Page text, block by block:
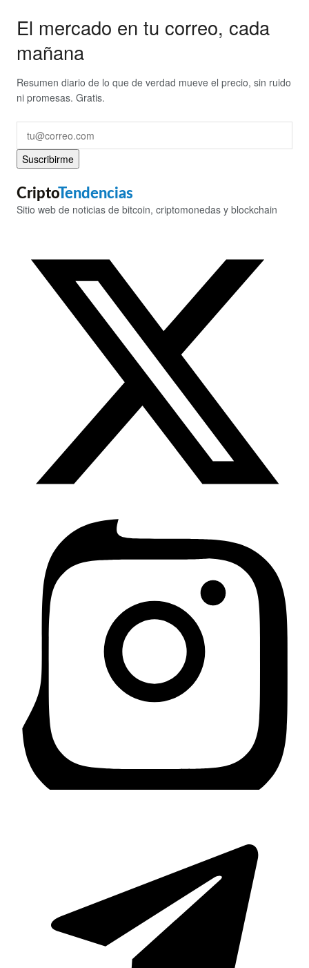
El mercado en tu correo, cada
mañana
Resumen diario de lo que de verdad mueve el precio, sin ruido
ni promesas. Gratis.
Suscribirme
CriptoTendencias
Sitio web de noticias de bitcoin, criptomonedas y blockchain